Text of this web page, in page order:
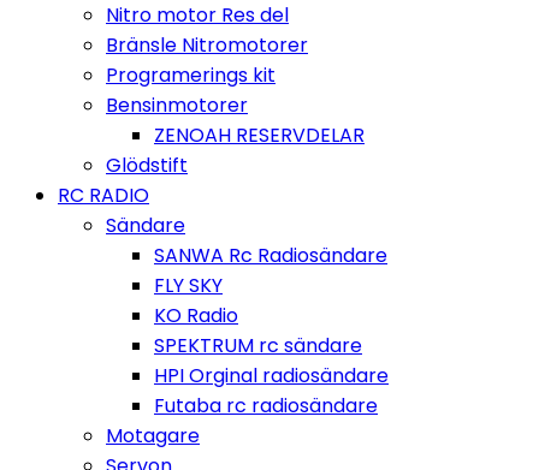
Nitro motor Res del
Bränsle Nitromotorer
Programerings kit
Bensinmotorer
ZENOAH RESERVDELAR
Glödstift
RC RADIO
Sändare
SANWA Rc Radiosändare
FLY SKY
KO Radio
SPEKTRUM rc sändare
HPI Orginal radiosändare
Futaba rc radiosändare
Motagare